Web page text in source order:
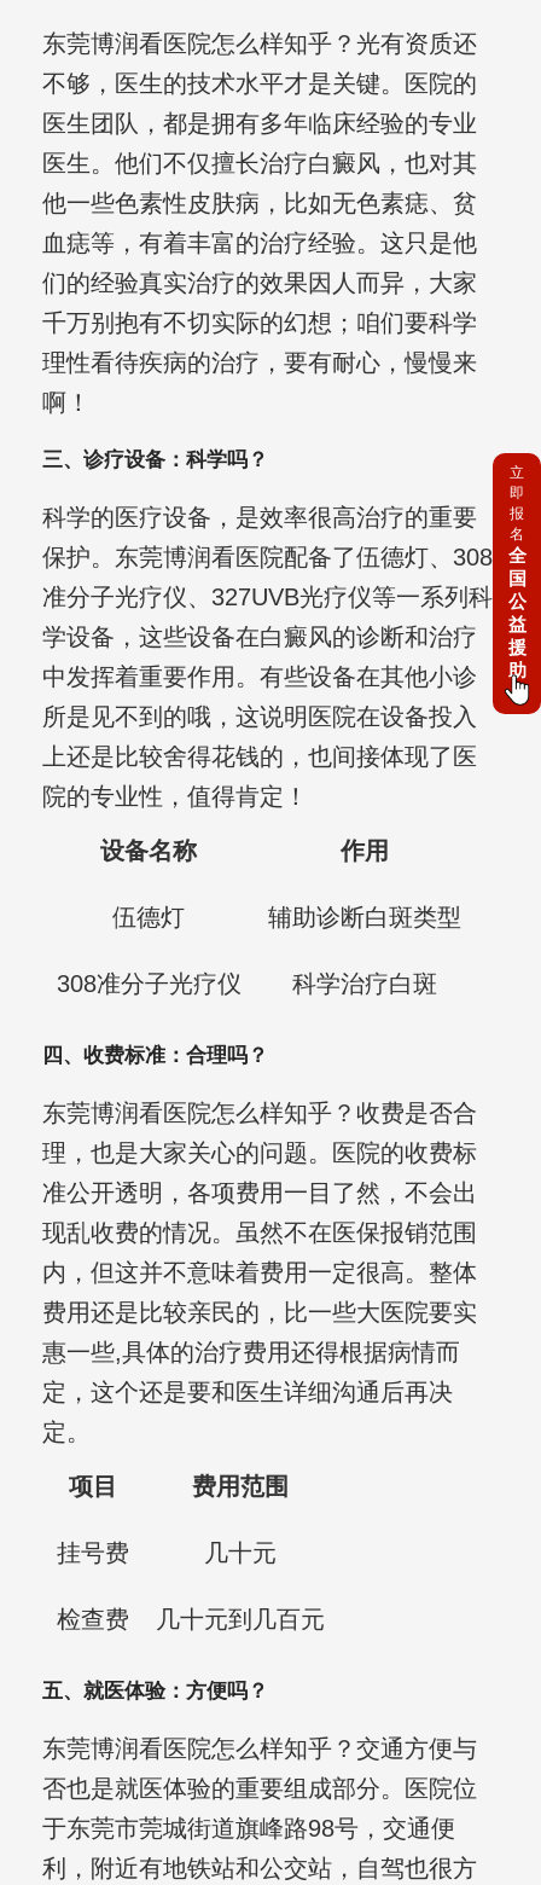
东莞博润看医院怎么样知乎？光有资质还
不够，医生的技术水平才是关键。医院的
医生团队，都是拥有多年临床经验的专业
医生。他们不仅擅长治疗白癜风，也对其
他一些色素性皮肤病，比如无色素痣、贫
血痣等，有着丰富的治疗经验。这只是他
们的经验真实治疗的效果因人而异，大家
千万别抱有不切实际的幻想；咱们要科学
理性看待疾病的治疗，要有耐心，慢慢来
啊！
三、诊疗设备：科学吗？
科学的医疗设备，是效率很高治疗的重要
保护。东莞博润看医院配备了伍德灯、308
准分子光疗仪、327UVB光疗仪等一系列科
学设备，这些设备在白癜风的诊断和治疗
中发挥着重要作用。有些设备在其他小诊
所是见不到的哦，这说明医院在设备投入
上还是比较舍得花钱的，也间接体现了医
院的专业性，值得肯定！
设备名称 作用
伍德灯 辅助诊断白斑类型
308准分子光疗仪 科学治疗白斑
四、收费标准：合理吗？
东莞博润看医院怎么样知乎？收费是否合
理，也是大家关心的问题。医院的收费标
准公开透明，各项费用一目了然，不会出
现乱收费的情况。虽然不在医保报销范围
内，但这并不意味着费用一定很高。整体
费用还是比较亲民的，比一些大医院要实
惠一些,具体的治疗费用还得根据病情而
定，这个还是要和医生详细沟通后再决
定。
项目 费用范围
挂号费 几十元
检查费 几十元到几百元
五、就医体验：方便吗？
东莞博润看医院怎么样知乎？交通方便与
否也是就医体验的重要组成部分。医院位
于东莞市莞城街道旗峰路98号，交通便
利，附近有地铁站和公交站，自驾也很方
立
即
报
名
全
国
公
益
援
助